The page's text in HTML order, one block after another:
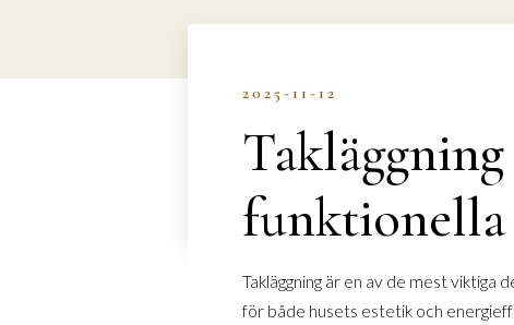
2025-11-12
Takläggning är en av de mest viktiga
för både husets estetik och